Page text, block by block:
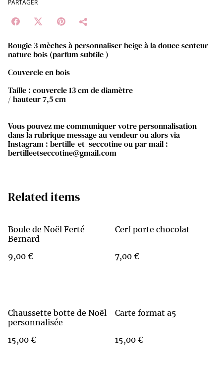
PARTAGER
Bougie 3 mèches à personnaliser beige à la douce senteur
nature bois (parfum subtile )
Couvercle en bois
Taille : couvercle 13 cm de diamètre
/ hauteur 7,5 cm
Vous pouvez me communiquer votre personnalisation
dans la rubrique message au vendeur ou alors via
Instagram : bertille_et_seccotine ou par mail :
bertilleetseccotine@gmail.com
Related items
Boule de Noël Ferté
Bernard
9,00 €
Cerf porte chocolat
7,00 €
Chaussette botte de Noël
personnalisée
15,00 €
Carte format a5
15,00 €